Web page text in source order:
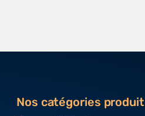
Nos catégories produit